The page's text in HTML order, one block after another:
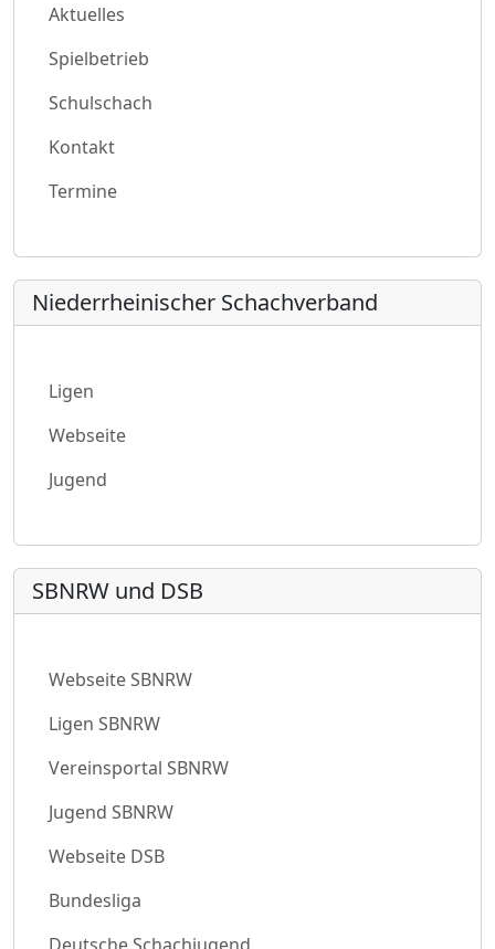
Aktuelles
Spielbetrieb
Schulschach
Kontakt
Termine
Niederrheinischer Schachverband
Ligen
Webseite
Jugend
SBNRW und DSB
Webseite SBNRW
Ligen SBNRW
Vereinsportal SBNRW
Jugend SBNRW
Webseite DSB
Bundesliga